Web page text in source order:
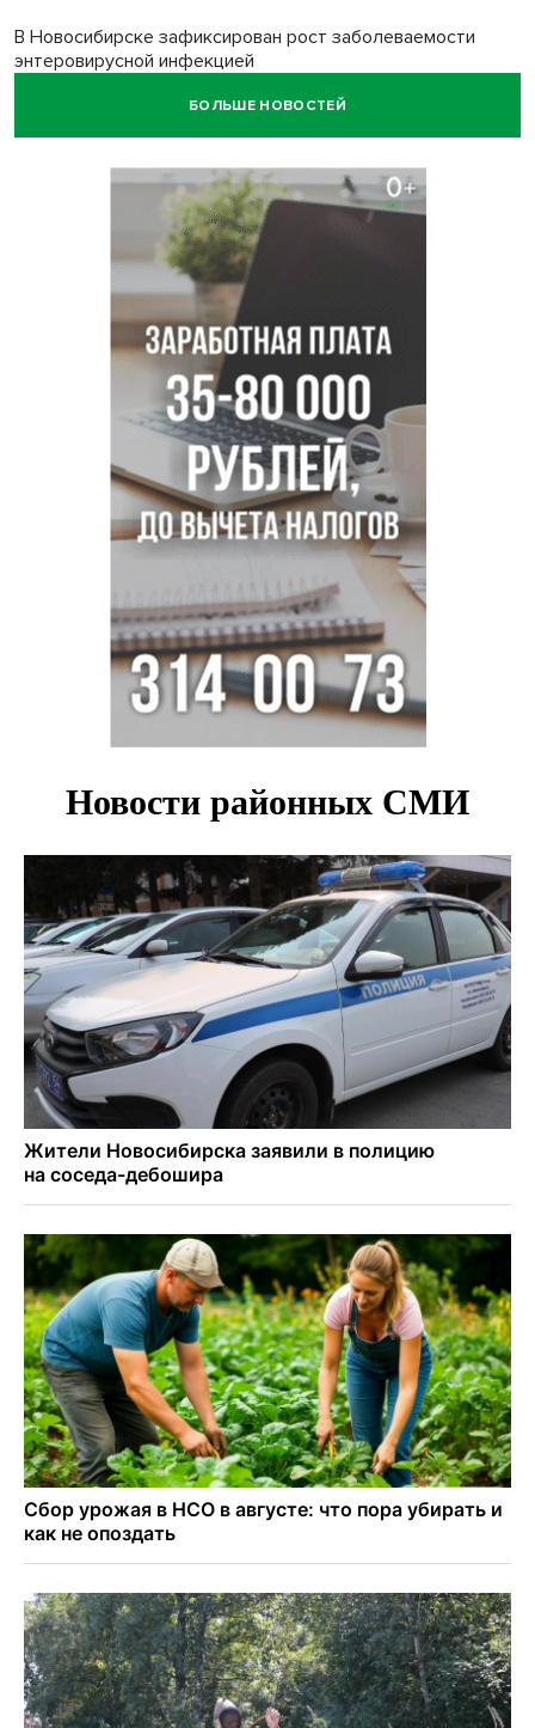
В Новосибирске зафиксирован рост заболеваемости
энтеровирусной инфекцией
БОЛЬШЕ НОВОСТЕЙ